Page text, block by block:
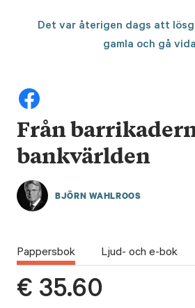
Det var återigen dags att
gamla och gå
Från
bankvärlden
BJÖRN WAHLROOS
Pappersbok Ljud- och e-bok
€ 35.60